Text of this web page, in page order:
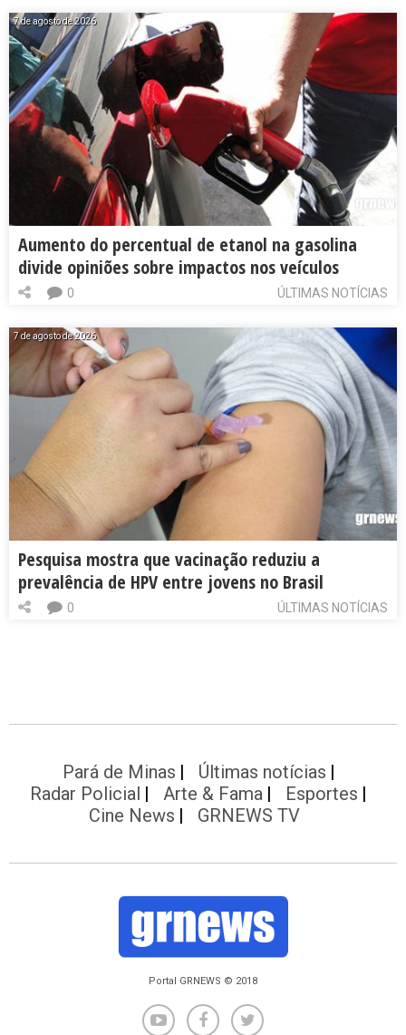
7 de agosto de 2026
Aumento do percentual de etanol na gasolina
divide opiniões sobre impactos nos veículos
ÚLTIMAS NOTÍCIAS
0
7 de agosto de 2026
Pesquisa mostra que vacinação reduziu a
prevalência de HPV entre jovens no Brasil
ÚLTIMAS NOTÍCIAS
0
Pará de Minas
Últimas notícias
Radar Policial
Arte & Fama
Esportes
Cine News
GRNEWS TV
Portal GRNEWS © 2018